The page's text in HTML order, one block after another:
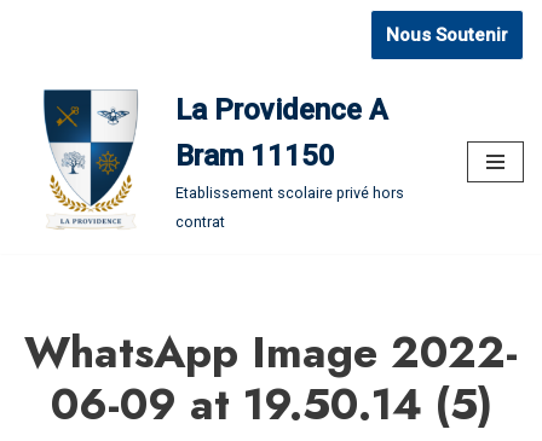
contenu
Nous Soutenir
La Providence A
Bram 11150
Etablissement scolaire privé hors
contrat
WhatsApp Image 2022-
06-09 at 19.50.14 (5)